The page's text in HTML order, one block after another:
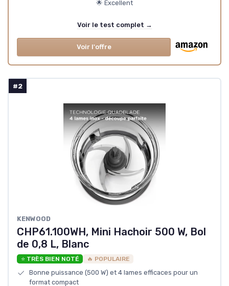
🌟 Excellent
Voir le test complet →
Voir l'offre
#2
KENWOOD
CHP61.100WH, Mini Hachoir 500 W, Bol
de 0,8 L, Blanc
⭐ TRÈS BIEN NOTÉ 🔥 POPULAIRE
Bonne puissance (500 W) et 4 lames efficaces pour un
format compact